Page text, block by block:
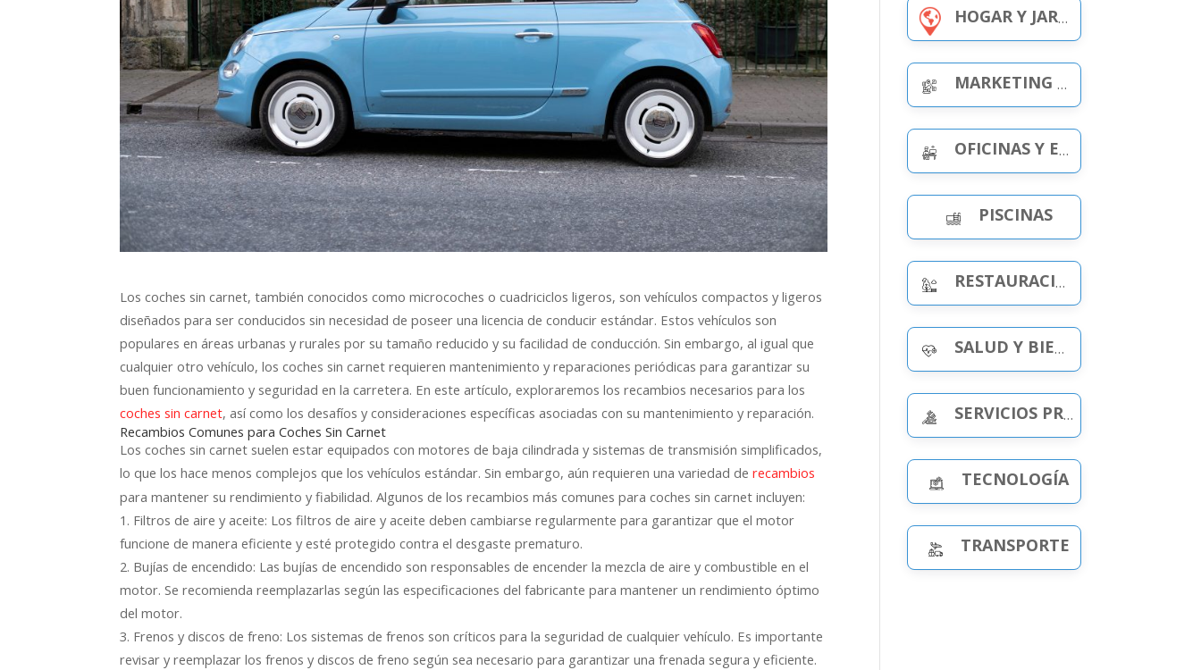
Los coches sin carnet, también conocidos como microcoches o cuadriciclos ligeros, son vehículos compactos y ligeros
diseñados para ser conducidos sin necesidad de poseer una licencia de conducir estándar. Estos vehículos son
populares en áreas urbanas y rurales por su tamaño reducido y su facilidad de conducción. Sin embargo, al igual que
cualquier otro vehículo, los coches sin carnet requieren mantenimiento y reparaciones periódicas para garantizar su
buen funcionamiento y seguridad en la carretera. En este artículo, exploraremos los recambios necesarios para los
coches sin carnet, así como los desafíos y consideraciones específicas asociadas con su mantenimiento y reparación.
Recambios Comunes para Coches Sin Carnet
Los coches sin carnet suelen estar equipados con motores de baja cilindrada y sistemas de transmisión simplificados,
lo que los hace menos complejos que los vehículos estándar. Sin embargo, aún requieren una variedad derecambios
para mantener su rendimiento y fiabilidad. Algunos de los recambios más comunes para coches sin carnet incluyen:
1. Filtros de aire y aceite: Los filtros de aire y aceite deben cambiarse regularmente para garantizar que el motor
funcione de manera eficiente y esté protegido contra el desgaste prematuro.
2. Bujías de encendido: Las bujías de encendido son responsables de encender la mezcla de aire y combustible en el
motor. Se recomienda reemplazarlas según las especificaciones del fabricante para mantener un rendimiento óptimo
del motor.
3. Frenos y discos de freno: Los sistemas de frenos son críticos para la seguridad de cualquier vehículo. Es importante
revisar y reemplazar los frenos y discos de freno según sea necesario para garantizar una frenada segura y eficiente.
HOGAR Y JARDÍN
MARKETING Y PUBLICIDAD
OFICINAS Y ESPACIOS DE TRABAJO
PISCINAS
RESTAURACIÓN Y OCIO
SALUD Y BIENESTAR
SERVICIOS PROFESIONALES
TECNOLOGÍA
TRANSPORTE